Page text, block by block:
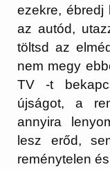
ezekre, ébredj
az autód,
töltsd az
nem megy
TV -t
újságot, a
annyira
lesz erőd,
reménytelen